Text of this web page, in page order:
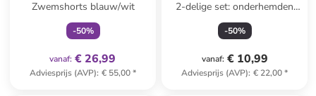
Zwemshorts blauw/wit
-50%
vanaf: € 26,99
Adviesprijs (AVP): € 55,00*
2-delige set: onderhemden
wit
-50%
vanaf: € 10,99
Adviesprijs (AVP): € 22,00*